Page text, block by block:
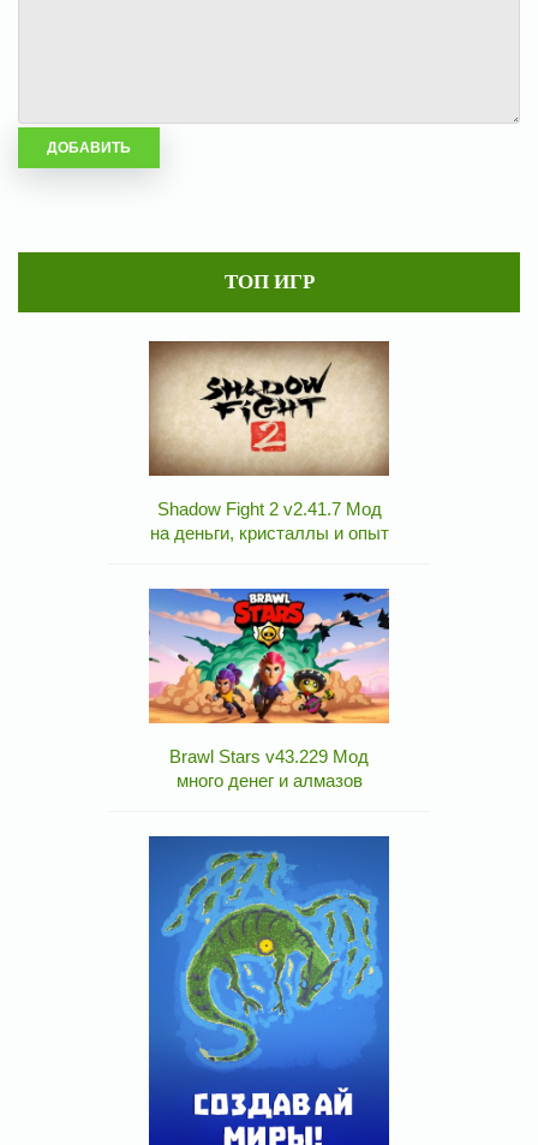
ТОП ИГР
Shadow Fight 2 v2.41.7 Мод
на деньги, кристаллы и опыт
Brawl Stars v43.229 Мод
много денег и алмазов